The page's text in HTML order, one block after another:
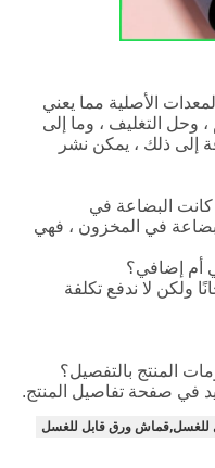
الأصلية مما يعني
، وحل التغليف ، وما إلى
إلى ذلك ، يمكن نشر
من 5-10 أيام إذا كانت البضاعة في
لم تكن البضاعة في المخزون ، فهي
أم إضافي؟
ولكن لا ندفع تكلفة
المنتج بالتفصيل؟
في صفحة تفاصيل المنتج.
للغسل,قماش ورق قابل للغسل